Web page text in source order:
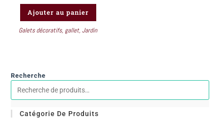
Ajouter au panier
Galets décoratifs, gallet,Jardin
Recherche
Catégorie De Produits